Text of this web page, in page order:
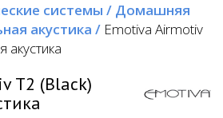
системы / Домашняя
акустика / Emotiva Airmotiv
акустика
T2 (Black)